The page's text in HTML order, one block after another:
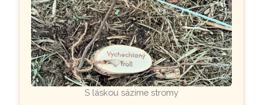
S láskou sázíme stromy